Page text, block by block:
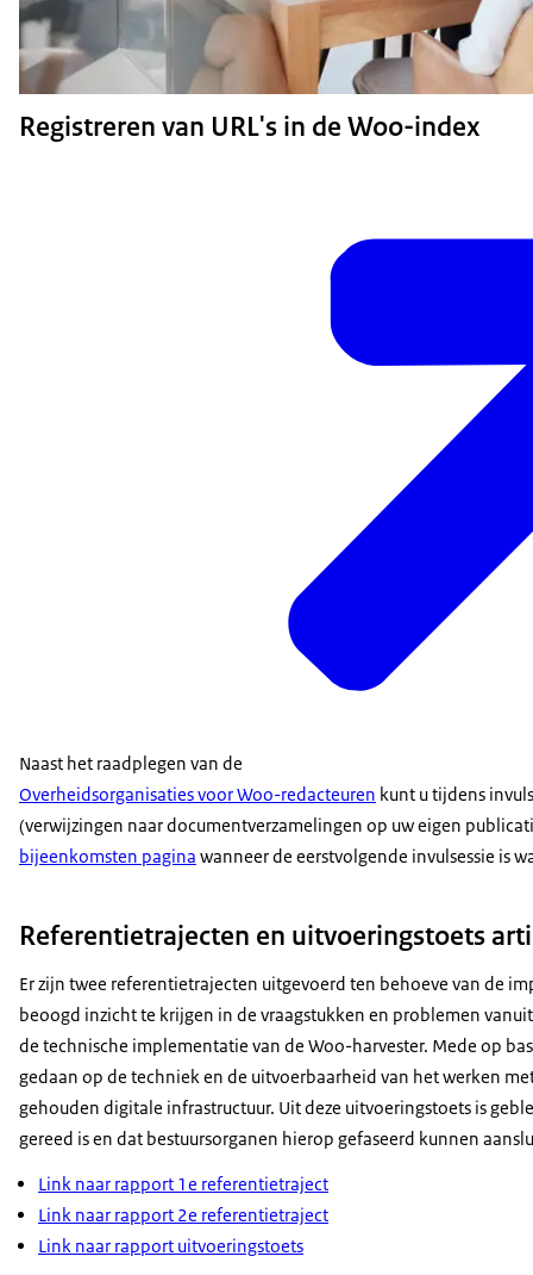
Registreren van URL's in de Woo-index
Naast het raadplegen van de
Overheidsorganisaties voor Woo-redacteuren kunt u tijdens
(verwijzingen naar documentverzamelingen op uw eigen
bijeenkomsten pagina wanneer de eerstvolgende invulsessie is
Referentietrajecten en uitvoeringstoets
Er zijn twee referentietrajecten uitgevoerd ten behoeve van de
beoogd inzicht te krijgen in de vraagstukken en problemen
de technische implementatie van de Woo-harvester. Mede op
gedaan op de techniek en de uitvoerbaarheid van het werken
gehouden digitale infrastructuur. Uit deze uitvoeringstoets is
gereed is en dat bestuursorganen hierop gefaseerd kunnen
Link naar rapport 1e referentietraject
Link naar rapport 2e referentietraject
Link naar rapport uitvoeringstoets